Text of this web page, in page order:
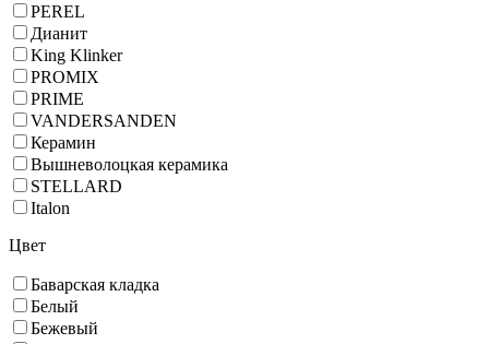
PEREL
Дианит
King Klinker
PROMIX
PRIME
VANDERSANDEN
Керамин
Вышневолоцкая керамика
STELLARD
Italon
Цвет
Баварская кладка
Белый
Бежевый